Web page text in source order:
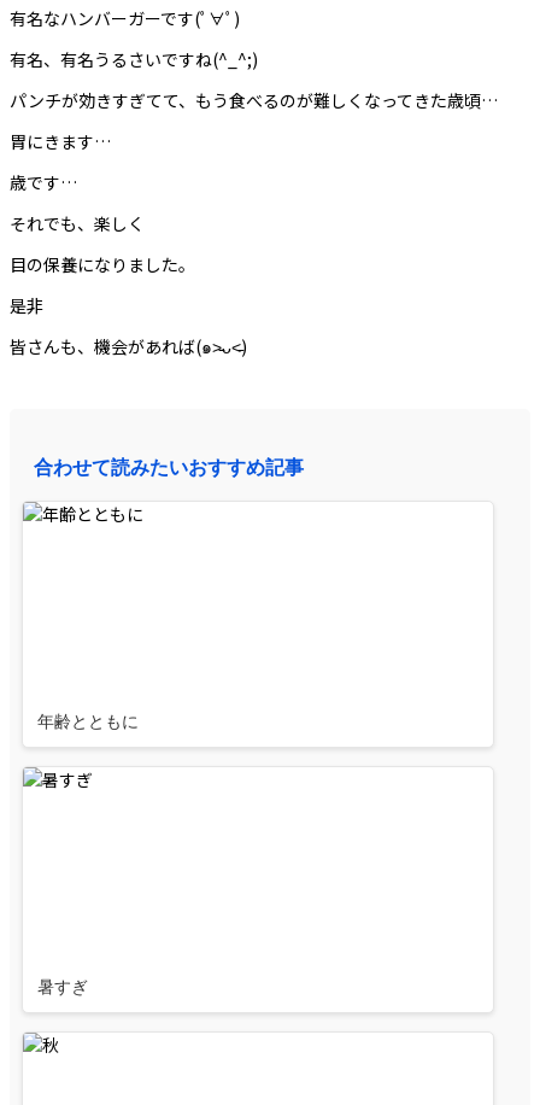
有名なハンバーガーです(ﾟ∀ﾟ)
有名、有名うるさいですね(^_^;)
パンチが効きすぎてて、もう食べるのが難しくなってきた歳頃…
胃にきます…
歳です…
それでも、楽しく
目の保養になりました。
是非
皆さんも、機会があれば(๑˃̵ᴗ˂̵)
合わせて読みたいおすすめ記事
年齢とともに
暑すぎ